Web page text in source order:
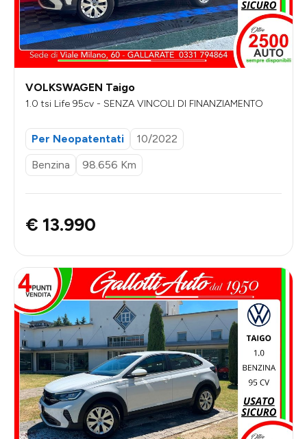
VOLKSWAGEN Taigo
1.0 tsi Life 95cv - SENZA VINCOLI DI FINANZIAMENTO
Per Neopatentati
10/2022
Benzina
98.656 Km
€ 13.990